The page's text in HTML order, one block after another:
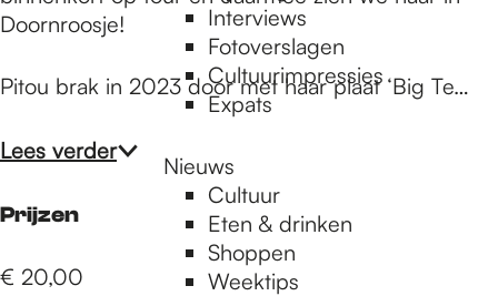
Interviews
Fotoverslagen
Cultuurimpressies
Expats
Nieuws
Cultuur
Eten & drinken
Shoppen
Weektips
Doornroosje!
Pitou brak in 2023 door met haar plaat ‘Big Te…
Lees verder
Prijzen
€ 20,00